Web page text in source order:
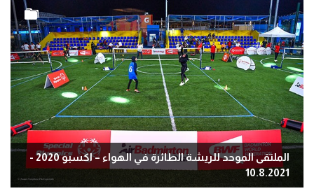
الملتقى الموحد للريشة الطائرة في الهواء – اكسبو 2020 -
10.8.2021